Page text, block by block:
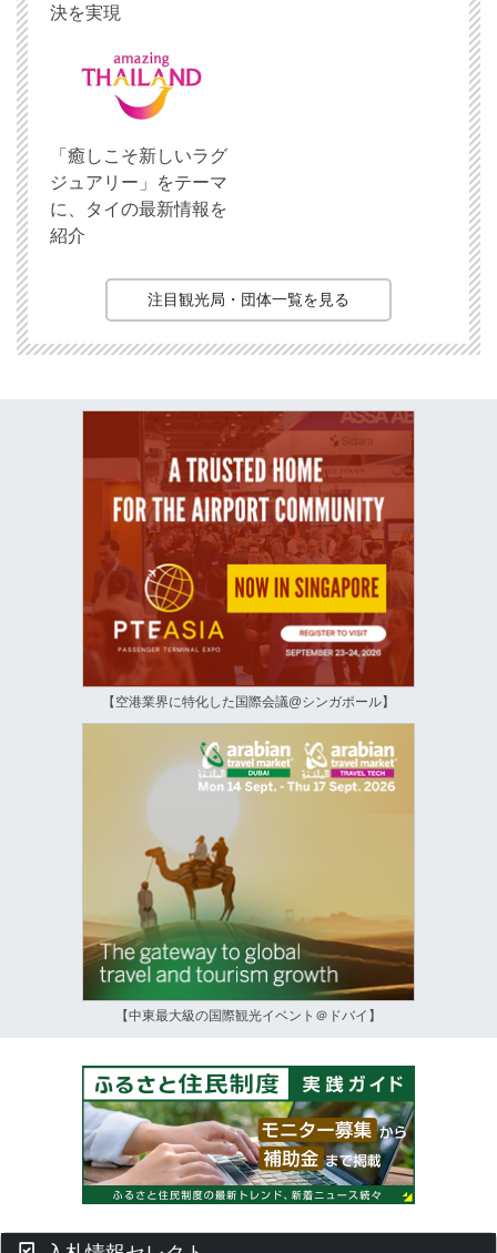
決を実現
「癒しこそ新しいラグ
ジュアリー」をテーマ
に、タイの最新情報を
紹介
注目観光局・団体一覧を見る
【空港業界に特化した国際会議@シンガポール】
【中東最大級の国際観光イベント＠ドバイ】